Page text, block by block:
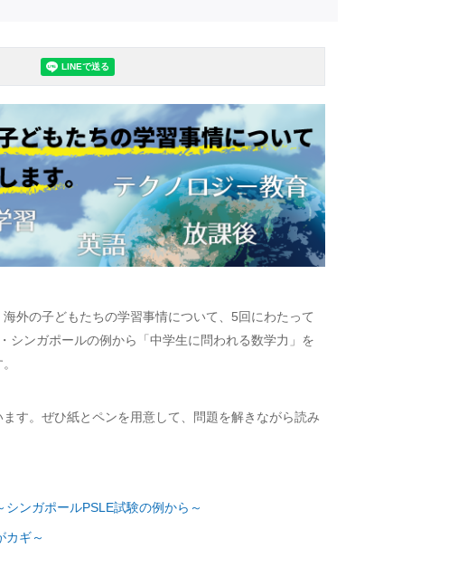
外の子どもたちの学習事情について、5回にわたって
シンガポールの例から「中学生に問われる数学力」を
す。ぜひ紙とペンを用意して、問題を解きながら読み
ンガポールPSLE試験の例から～
カギ～